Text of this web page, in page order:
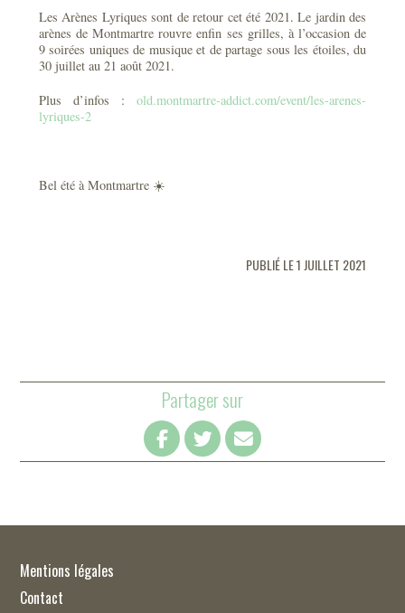
Les Arènes Lyriques sont de retour cet été 2021. Le jardin des
arènes de Montmartre rouvre enfin ses grilles, à l’occasion de
9 soirées uniques de musique et de partage sous les étoiles, du
30 juillet au 21 août 2021.
Plus d’infos :old.montmartre-addict.com/event/les-arenes-
lyriques-2
Bel été à Montmartre ☀️
PUBLIÉ LE 1 JUILLET 2021
Partager sur
Mentions légales
Contact